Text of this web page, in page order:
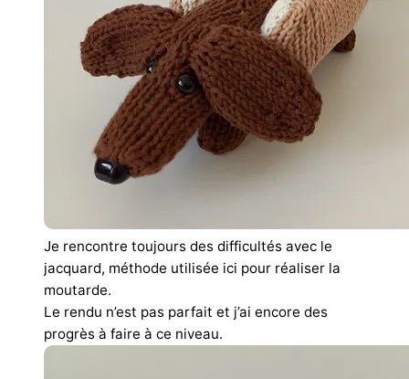
Je rencontre toujours des difficultés avec le
jacquard, méthode utilisée ici pour réaliser la
moutarde.
Le rendu n’est pas parfait et j’ai encore des
progrès à faire à ce niveau.